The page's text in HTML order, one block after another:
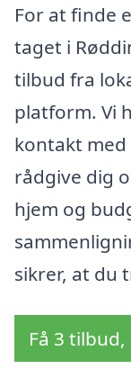
For at finde
taget i
tilbud fra
platform. Vi
kontakt
rådgive dig
hjem og
sikrer, at du
Få 3